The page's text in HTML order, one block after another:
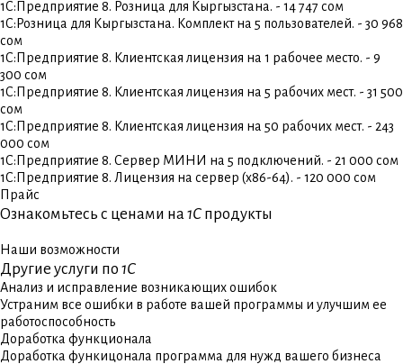
1С:Предприятие 8. Розница для Кыргызстана. - 14 747 сом
1С:Розница для Кыргызстана. Комплект на 5 пользователей. - 30 968
сом
1С:Предприятие 8. Клиентская лицензия на 1 рабочее место. - 9
300 сом
1С:Предприятие 8. Клиентская лицензия на 5 рабочих мест. - 31 500
сом
1С:Предприятие 8. Клиентская лицензия на 50 рабочих мест. - 243
000 сом
1С:Предприятие 8. Сервер МИНИ на 5 подключений. - 21 000 сом
1С:Предприятие 8. Лицензия на сервер (x86-64). - 120 000 сом
Прайс
Ознакомьтесь с ценами на1С продукты
Наши возможности
Другие услуги по 1С
Анализ и исправление возникающих ошибок
Устраним все ошибки в работе вашей программы и улучшим ее
работоспособность
Доработка функционала
Доработка функицонала программа для нужд вашего бизнеса